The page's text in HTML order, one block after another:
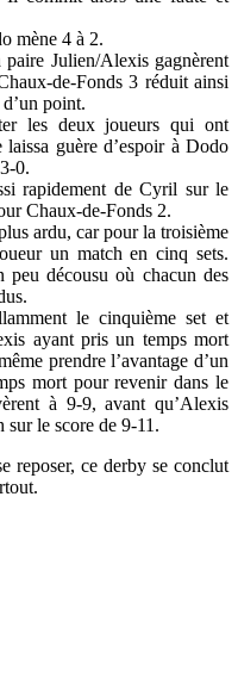
mène 4 à 2.
Julien/Alexis gagnèrent
de-Fonds 3 réduit ainsi
point.
les deux joueurs qui ont
guère d’espoir à Dodo
0.
rapidement de Cyril sur le
Chaux-de-Fonds 2.
ardu, car pour la troisième
un match en cinq sets.
décousu où chacun des
le cinquième set et
ayant pris un temps mort
prendre l’avantage d’un
mort pour revenir dans le
à 9-9, avant qu’Alexis
sur le score de 9-11.
reposer, ce derby se conclut